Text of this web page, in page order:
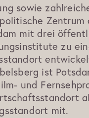
sowie
Zentrum
mit drei
zu
ist
und
mit.